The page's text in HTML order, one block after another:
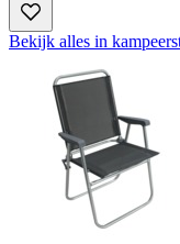
Bekijk alles in